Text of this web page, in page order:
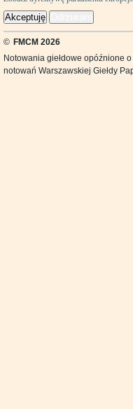
Akceptuję
© FMCM 2026
Notowania giełdowe opóźnione
notowań Warszawskiej Giełdy